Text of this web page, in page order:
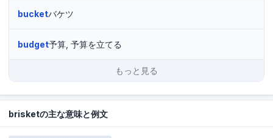
bucketバケツ
budget予算, 予算を立てる
もっと見る
brisketの主な意味と例文